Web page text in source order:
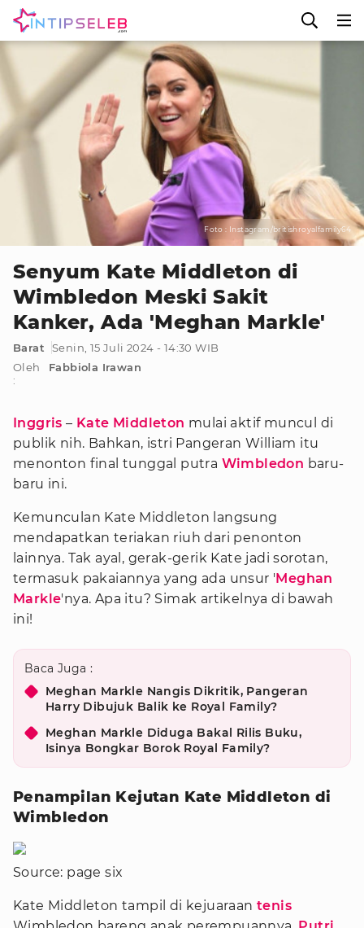
Foto : Instagram/britishroyalfamily64
Senyum Kate Middleton di
Wimbledon Meski Sakit
Kanker, Ada 'Meghan Markle'
Barat
Senin, 15 Juli 2024 - 14:30 WIB
Oleh
:
Fabbiola Irawan
Inggris – Kate Middleton mulai aktif muncul di
publik nih. Bahkan, istri Pangeran William itu
menonton final tunggal putra Wimbledon baru-
baru ini.
Kemunculan Kate Middleton langsung
mendapatkan teriakan riuh dari penonton
lainnya. Tak ayal, gerak-gerik Kate jadi sorotan,
termasuk pakaiannya yang ada unsur 'Meghan
Markle'nya. Apa itu? Simak artikelnya di bawah
ini!
Baca Juga :
Meghan Markle Nangis Dikritik, Pangeran
Harry Dibujuk Balik ke Royal Family?
Meghan Markle Diduga Bakal Rilis Buku,
Isinya Bongkar Borok Royal Family?
Penampilan Kejutan Kate Middleton di
Wimbledon
Source: page six
Kate Middleton tampil di kejuaraan tenis